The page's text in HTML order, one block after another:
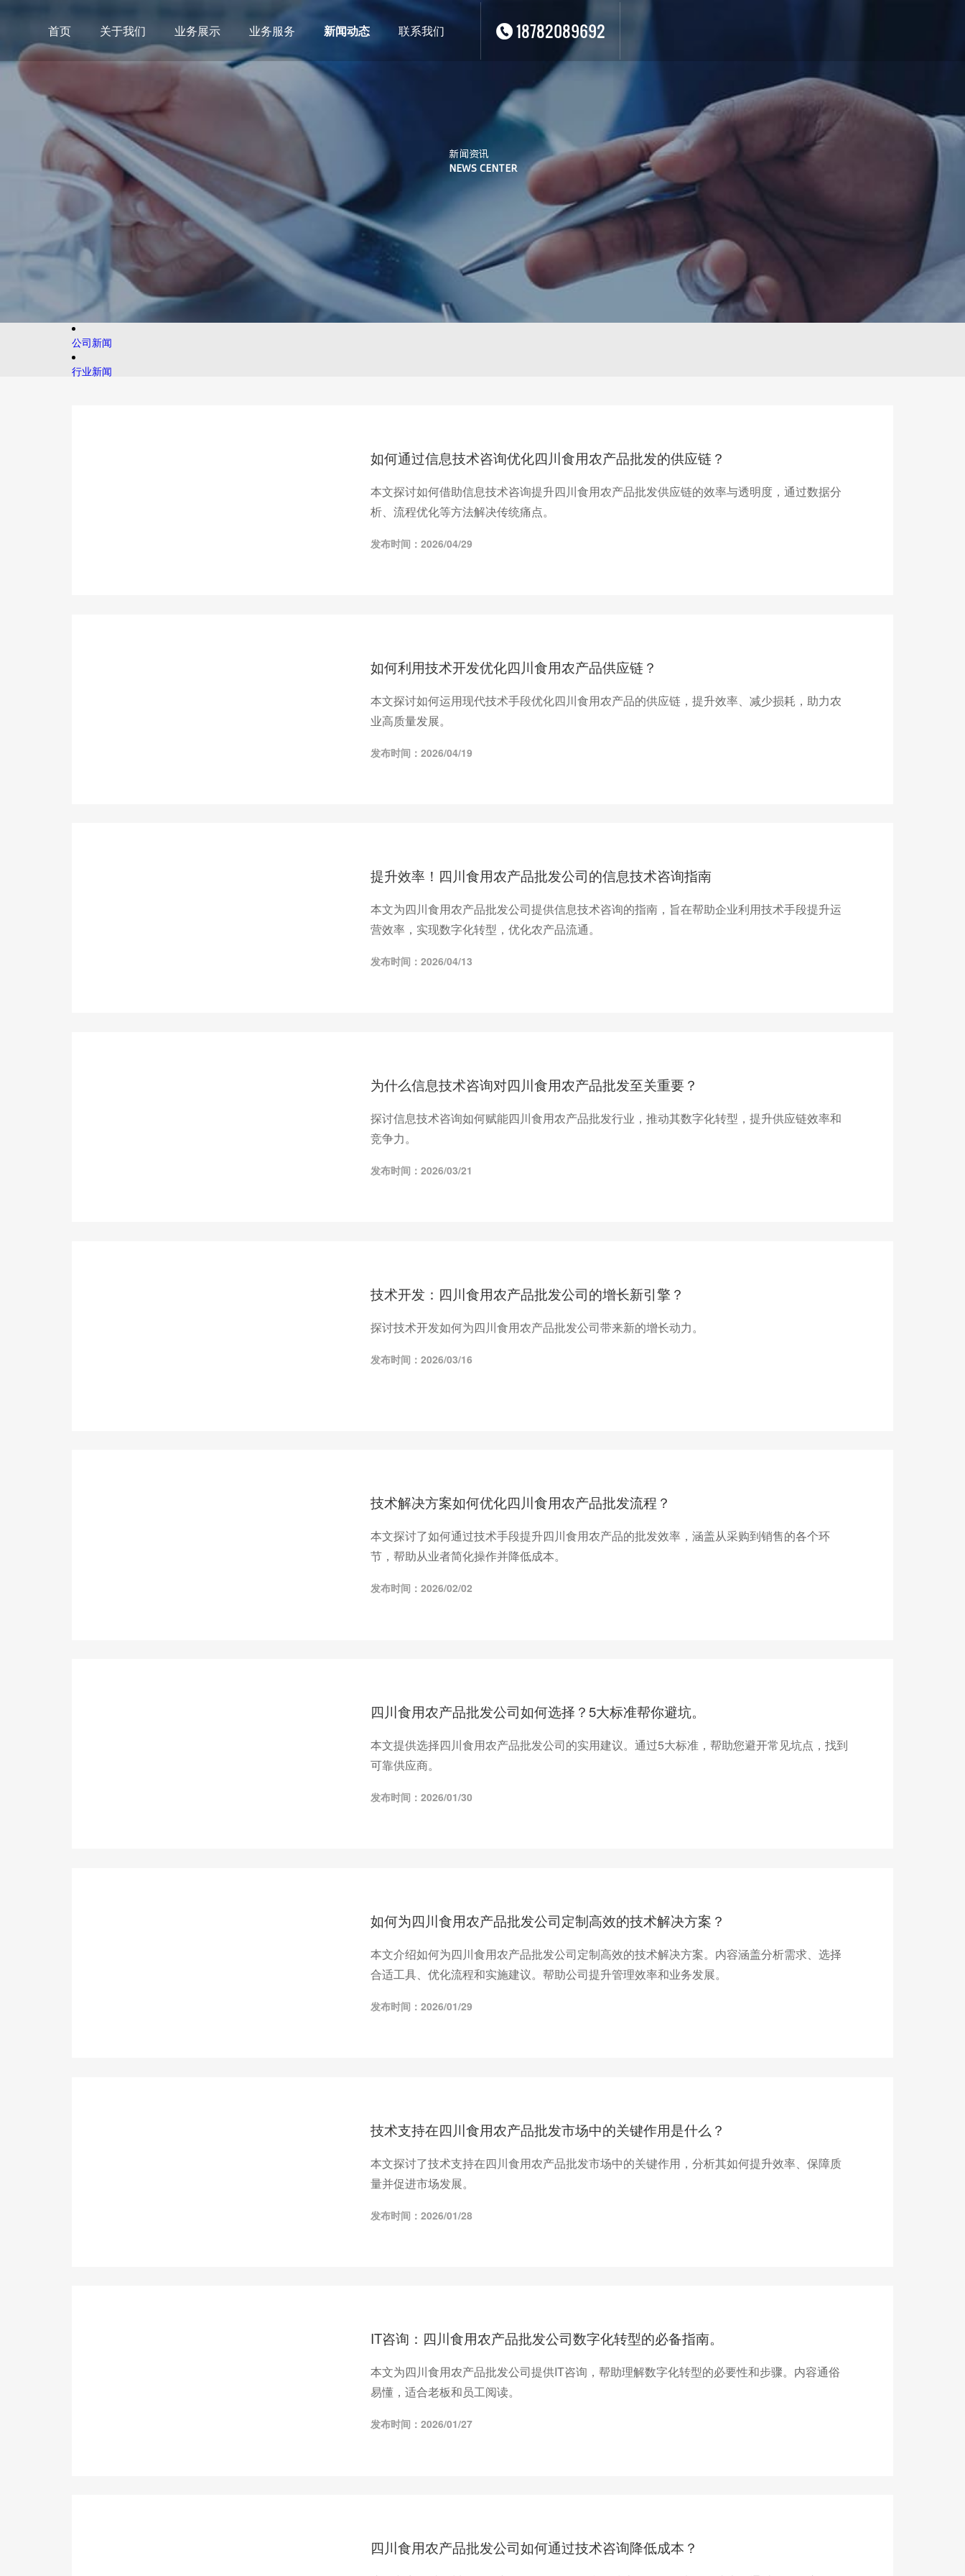
首页 关于我们 业务展示 业务服务 新闻动态 联系我们 18782089692
新闻资讯
NEWS CENTER
公司新闻
行业新闻
如何通过信息技术咨询优化四川食用农产品批发的供应链？
本文探讨如何借助信息技术咨询提升四川食用农产品批发供应链的效率与透明度，通过数据分
析、流程优化等方法解决传统痛点。
发布时间：2026/04/29
如何利用技术开发优化四川食用农产品供应链？
本文探讨如何运用现代技术手段优化四川食用农产品的供应链，提升效率、减少损耗，助力农
业高质量发展。
发布时间：2026/04/19
提升效率！四川食用农产品批发公司的信息技术咨询指南
本文为四川食用农产品批发公司提供信息技术咨询的指南，旨在帮助企业利用技术手段提升运
营效率，实现数字化转型，优化农产品流通。
发布时间：2026/04/13
为什么信息技术咨询对四川食用农产品批发至关重要？
探讨信息技术咨询如何赋能四川食用农产品批发行业，推动其数字化转型，提升供应链效率和
竞争力。
发布时间：2026/03/21
技术开发：四川食用农产品批发公司的增长新引擎？
探讨技术开发如何为四川食用农产品批发公司带来新的增长动力。
发布时间：2026/03/16
技术解决方案如何优化四川食用农产品批发流程？
本文探讨了如何通过技术手段提升四川食用农产品的批发效率，涵盖从采购到销售的各个环
节，帮助从业者简化操作并降低成本。
发布时间：2026/02/02
四川食用农产品批发公司如何选择？5大标准帮你避坑。
本文提供选择四川食用农产品批发公司的实用建议。通过5大标准，帮助您避开常见坑点，找到
可靠供应商。
发布时间：2026/01/30
如何为四川食用农产品批发公司定制高效的技术解决方案？
本文介绍如何为四川食用农产品批发公司定制高效的技术解决方案。内容涵盖分析需求、选择
合适工具、优化流程和实施建议。帮助公司提升管理效率和业务发展。
发布时间：2026/01/29
技术支持在四川食用农产品批发市场中的关键作用是什么？
本文探讨了技术支持在四川食用农产品批发市场中的关键作用，分析其如何提升效率、保障质
量并促进市场发展。
发布时间：2026/01/28
IT咨询：四川食用农产品批发公司数字化转型的必备指南。
本文为四川食用农产品批发公司提供IT咨询，帮助理解数字化转型的必要性和步骤。内容通俗
易懂，适合老板和员工阅读。
发布时间：2026/01/27
四川食用农产品批发公司如何通过技术咨询降低成本？